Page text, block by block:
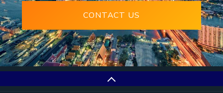
CONTACT US